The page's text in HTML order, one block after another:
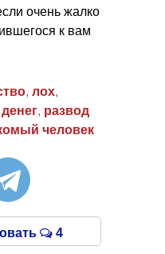
очень жалко
к вам
, лох,
, развод
человек
4